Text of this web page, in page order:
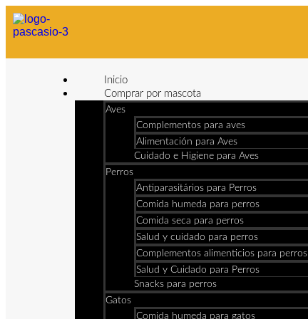
Inicio
Comprar por mascota
Aves
Complementos para aves
Alimentación para Aves
Cuidado e Higiene para Aves
Perros
Antiparasitários para Perros
Comida humeda para perros
Comida seca para perros
Salud y cuidado para perros
Complementos alimenticios para perros
Salud y Cuidado para Perros
Snacks para perros
Gatos
Comida humeda para gatos